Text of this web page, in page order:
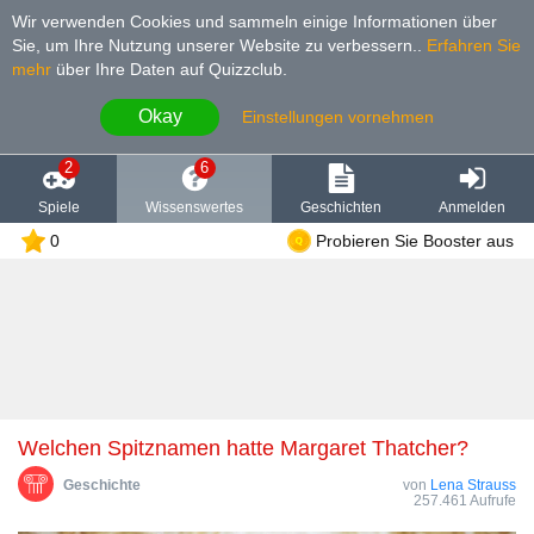
Wir verwenden Cookies und sammeln einige Informationen über
Sie, um Ihre Nutzung unserer Website zu verbessern.
Erfahren Sie
mehr über Ihre Daten auf Quizzclub.
Okay Einstellungen vornehmen
2
Spiele
6
Wissenswertes Geschichten Anmelden
0 Probieren Sie Booster aus
Welchen Spitznamen hatte Margaret Thatcher?
Geschichte von Lena Strauss
257.461 Aufrufe